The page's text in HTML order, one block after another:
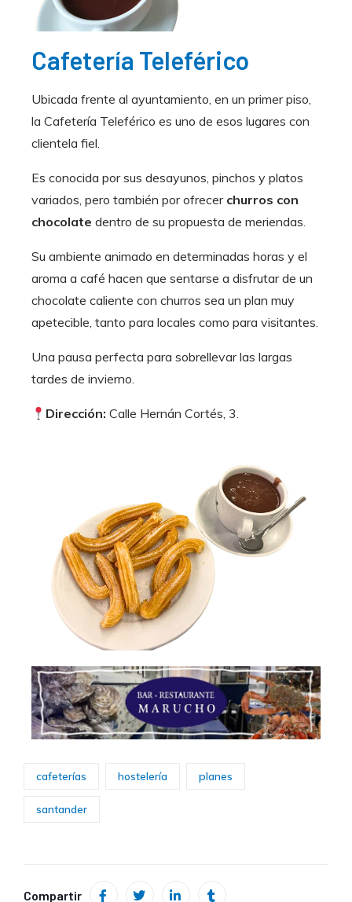
Cafetería Teleférico
Ubicada frente al ayuntamiento, en un primer piso,
la Cafetería Teleférico es uno de esos lugares con
clientela fiel.
Es conocida por sus desayunos, pinchos y platos
variados, pero también por ofrecer churros con
chocolate dentro de su propuesta de meriendas.
Su ambiente animado en determinadas horas y el
aroma a café hacen que sentarse a disfrutar de un
chocolate caliente con churros sea un plan muy
apetecible, tanto para locales como para visitantes.
Una pausa perfecta para sobrellevar las largas
tardes de invierno.
Dirección: Calle Hernán Cortés, 3.
cafeterías hostelería planes
santander
Compartir